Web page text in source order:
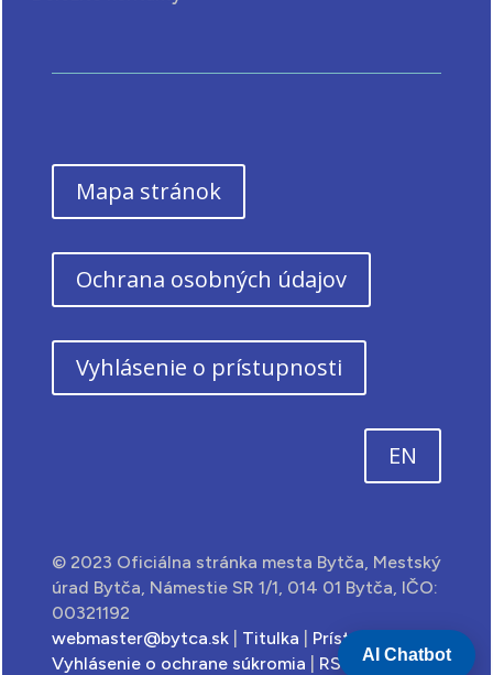
Mapa stránok
Ochrana osobných údajov
Vyhlásenie o prístupnosti
EN
© 2023 Oficiálna stránka mesta Bytča, Mestský
úrad Bytča, Námestie SR 1/1, 014 01 Bytča, IČO:
00321192
webmaster@bytca.sk| Titulka Prístupnosť
Vyhlásenie o ochrane súkromia
RSS feedAI Chatbot